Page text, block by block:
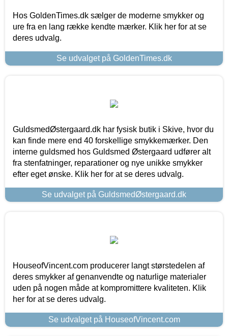
Hos GoldenTimes.dk sælger de moderne smykker og
ure fra en lang række kendte mærker. Klik her for at se
deres udvalg.
Se udvalget på GoldenTimes.dk
GuldsmedØstergaard.dk har fysisk butik i Skive, hvor du
kan finde mere end 40 forskellige smykkemærker. Den
interne guldsmed hos Guldsmed Østergaard udfører alt
fra stenfatninger, reparationer og nye unikke smykker
efter eget ønske. Klik her for at se deres udvalg.
Se udvalget på GuldsmedØstergaard.dk
HouseofVincent.com producerer langt størstedelen af
deres smykker af genanvendte og naturlige materialer
uden på nogen måde at kompromittere kvaliteten. Klik
her for at se deres udvalg.
Se udvalget på HouseofVincent.com